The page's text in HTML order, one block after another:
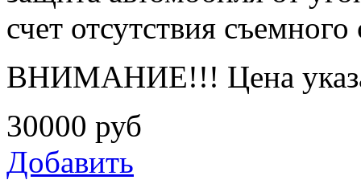
счет отсутствия съемного
ВНИМАНИЕ!!! Цена
30000 руб
Добавить